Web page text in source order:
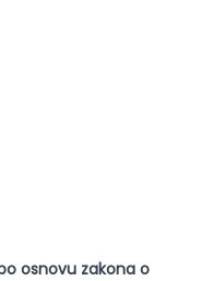
osnovu zakona o